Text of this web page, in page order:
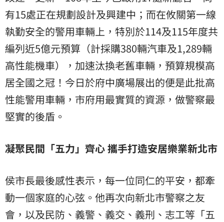
有15處正在規劃設計及興建中；而在攸關第一線
執勤安全的警用車輛上，特別於114及115年度共
編列近5億元預算（計採購380輛汽車及1,289輛
高性能機車），加速汰換老舊車輛，預算規模高
居全國之冠！今日於府中廣場展出的便是此批高
性能警用車輛，市府用最實質的資源，做警察最
堅實的後盾。
凝聚民間「五力」齊心 攜手打造安居樂業新北市
侯市長最後感性表示，每一位同仁的平安，都牽
動一個家庭的心弦。他再次向新北市警察之友
會，以及民防、義警、義交、義刑、志工等「五